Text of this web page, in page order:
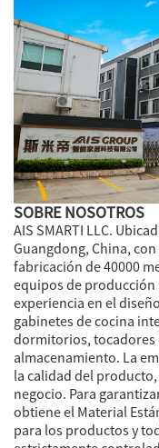
SOBRE NOSOTROS
AIS SMARTI LLC.
Guangdong, China,
fabricación de 40000
equipos de producción
experiencia en el
gabinetes de cocina
dormitorios, tocadores
almacenamiento. La
la calidad del
negocio. Para
obtiene el Material
para los productos y